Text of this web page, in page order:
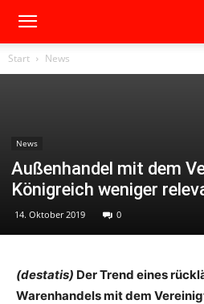
Start News
News
Außenhandel mit dem
Königreich weniger
14. Oktober 2019 0
(destatis) Der Trend eines
Warenhandels mit dem